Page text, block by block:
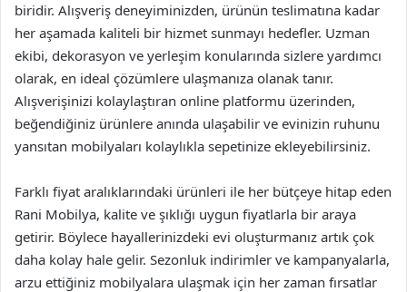
biridir. Alışveriş deneyiminizden, ürünün teslimatına kadar
her aşamada kaliteli bir hizmet sunmayı hedefler. Uzman
ekibi, dekorasyon ve yerleşim konularında sizlere yardımcı
olarak, en ideal çözümlere ulaşmanıza olanak tanır.
Alışverişinizi kolaylaştıran online platformu üzerinden,
beğendiğiniz ürünlere anında ulaşabilir ve evinizin ruhunu
yansıtan mobilyaları kolaylıkla sepetinize ekleyebilirsiniz.
Farklı fiyat aralıklarındaki ürünleri ile her bütçeye hitap eden
Rani Mobilya, kalite ve şıklığı uygun fiyatlarla bir araya
getirir. Böylece hayallerinizdeki evi oluşturmanız artık çok
daha kolay hale gelir. Sezonluk indirimler ve kampanyalarla,
arzu ettiğiniz mobilyalara ulaşmak için her zaman fırsatlar